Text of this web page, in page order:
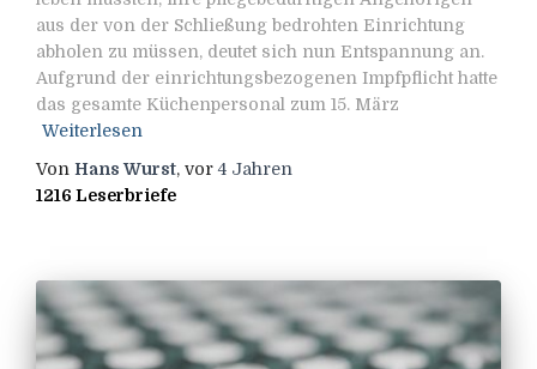
aus der von der Schließung bedrohten Einrichtung
abholen zu müssen, deutet sich nun Entspannung an.
Aufgrund der einrichtungsbezogenen Impfpflicht hatte
das gesamte Küchenpersonal zum 15. März
Weiterlesen
Von Hans Wurst, vor4 Jahren
1216 Leserbriefe